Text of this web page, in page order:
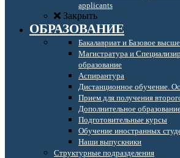
applicants
Закрыть
ОБРАЗОВАНИЕ
Бакалавриат и Базовое
Магистратура и
образование
Аспирантура
Дистанционное обучение.
Прием для получения
Дополнительное
Подготовительные курсы
Обучение иностранных
Наши выпускники
Структурные подразделения